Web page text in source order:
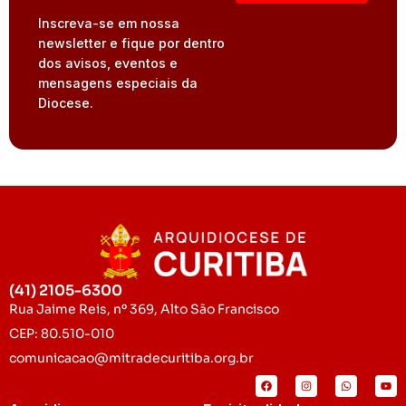
Inscreva-se em nossa
newsletter e fique por dentro
dos avisos, eventos e
mensagens especiais da
Diocese.
(41) 2105-6300
Rua Jaime Reis, nº 369, Alto São Francisco
CEP: 80.510-010
comunicacao@mitradecuritiba.org.br